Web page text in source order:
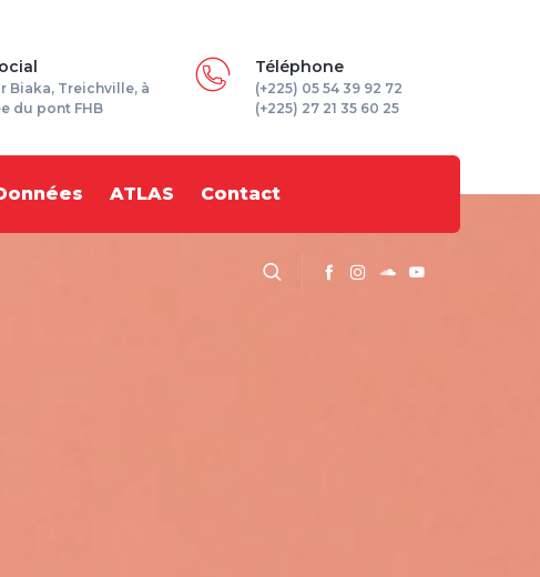
Biaka, Treichville, à
du pont FHB
Téléphone
(+225) 05 54 39 92 72
(+225) 27 21 35 60 25
ATLAS Contact